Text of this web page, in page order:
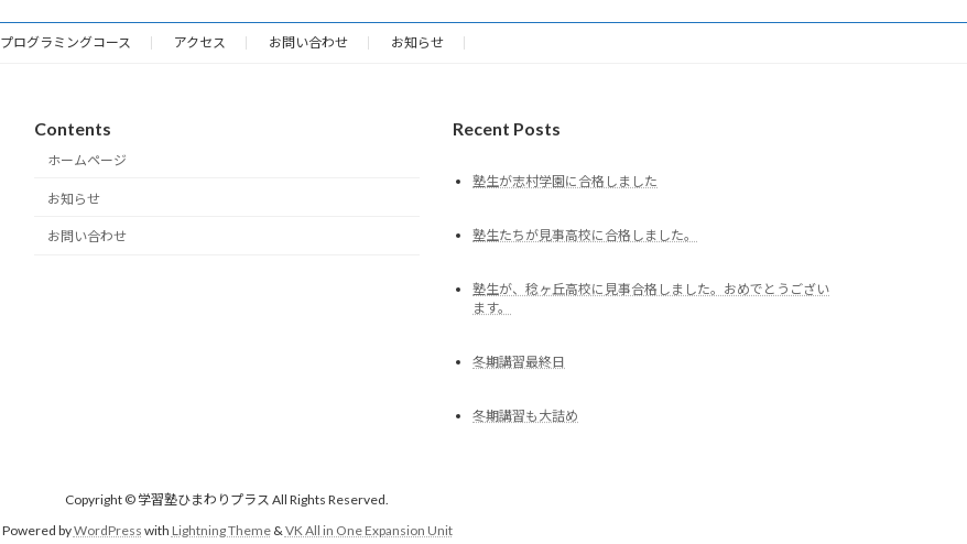
プログラミングコース アクセス お問い合わせ お知らせ
Contents
ホームページ
お知らせ
お問い合わせ
Recent Posts
塾生が志村学園に合格しました
塾生たちが見事高校に合格しました。
塾生が、稔ヶ丘高校に見事合格しました。おめでとうござい
ます。
冬期講習最終日
冬期講習も大詰め
Copyright © 学習塾ひまわりプラス All Rights Reserved.
Powered byWordPress with Lightning Theme& VK All in One Expansion Unit